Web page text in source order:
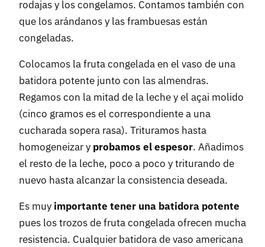
rodajas y los congelamos. Contamos también con
que los arándanos y las frambuesas están
congeladas.
Colocamos la fruta congelada en el vaso de una
batidora potente junto con las almendras.
Regamos con la mitad de la leche y el açai molido
(cinco gramos es el correspondiente a una
cucharada sopera rasa). Trituramos hasta
homogeneizar y probamos el espesor. Añadimos
el resto de la leche, poco a poco y triturando de
nuevo hasta alcanzar la consistencia deseada.
Es muy importante tener una batidora potente
pues los trozos de fruta congelada ofrecen mucha
resistencia. Cualquier batidora de vaso americana